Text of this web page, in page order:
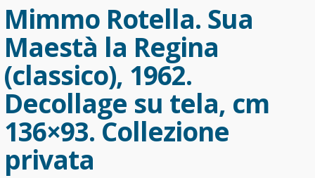
Mimmo Rotella. Sua
Maestà la Regina
(classico), 1962.
Decollage su tela, cm
136×93. Collezione
privata